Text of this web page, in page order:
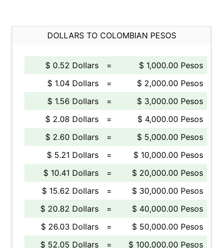
DOLLARS TO COLOMBIAN PESOS
$ 0.52 Dollars =
$ 1,000.00 Pesos
$ 1.04 Dollars
=
$ 2,000.00 Pesos
$ 1.56 Dollars
=
$ 3,000.00 Pesos
$ 2.08 Dollars
=
$ 4,000.00 Pesos
$ 2.60 Dollars
=
$ 5,000.00 Pesos
$ 5.21 Dollars
=
$ 10,000.00 Pesos
$ 10.41 Dollars
=
$ 20,000.00 Pesos
$ 15.62 Dollars
=
$ 30,000.00 Pesos
$ 20.82 Dollars
=
$ 40,000.00 Pesos
$ 26.03 Dollars
=
$ 50,000.00 Pesos
$ 52.05 Dollars
= $ 100,000.00 Pesos